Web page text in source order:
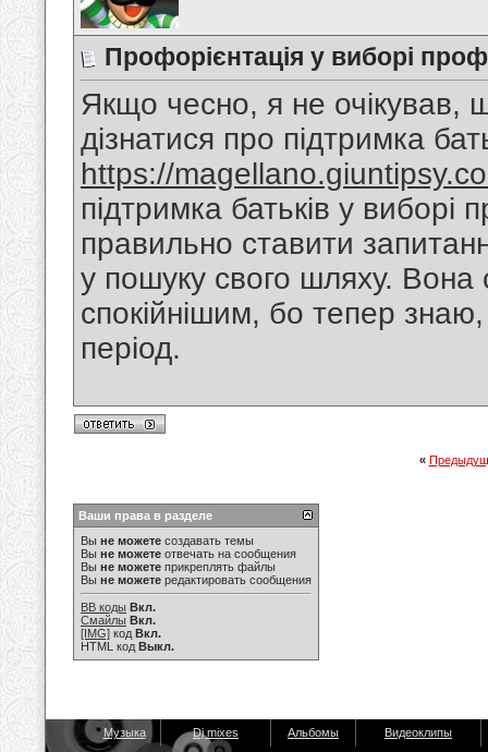
Профорієнтація у виборі
Якщо чесно, я не очікував,
дізнатися про підтримка
https://
підтримка батьків у виборі
правильно ставити
у пошуку свого шляху.
спокійнішим, бо тепер
період.
«
Ваши права в разделе
Вы не можете создавать темы
Вы не можете отвечать на сообщения
Вы не можете прикреплять файлы
Вы не можете редактировать сообщения
BB коды Вкл.
Смайлы Вкл.
[IMG] код Вкл.
HTML код Выкл.
Музыка Dj mixes Альбомы Видеоклипы